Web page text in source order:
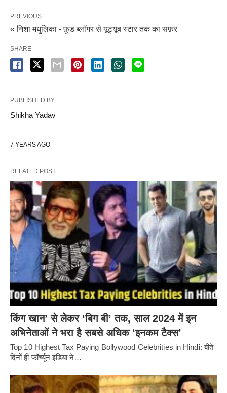
PREVIOUS
« निशा मधुलिका - फ़ूड ब्लॉगर से यूट्यूब स्टार तक का सफ़र
SHARE
PUBLISHED BY
Shikha Yadav
7 YEARS AGO
RELATED POST
किंग खान’ से लेकर ‘बिग बी’ तक, साल 2024 में इन
अभिनेताओं ने भरा है सबसे अधिक ‘इनकम टैक्स’
Top 10 Highest Tax Paying Bollywood Celebrities in Hindi: बीते
दिनों ही फॉर्च्यून इंडिया ने…